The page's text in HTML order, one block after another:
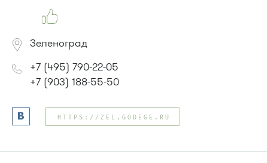
Зеленоград
+7 (495) 790-22-05
+7 (903) 188-55-50
HTTPS://ZEL.GODEGE.RU